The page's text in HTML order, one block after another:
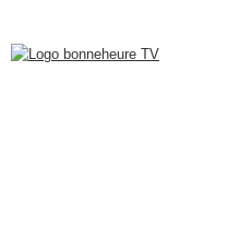
navigation